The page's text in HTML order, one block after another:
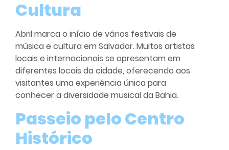
Cultura
Abril marca o início de vários festivais de
música e cultura em Salvador. Muitos artistas
locais e internacionais se apresentam em
diferentes locais da cidade, oferecendo aos
visitantes uma experiência única para
conhecer a diversidade musical da Bahia.
Passeio pelo Centro
Histórico